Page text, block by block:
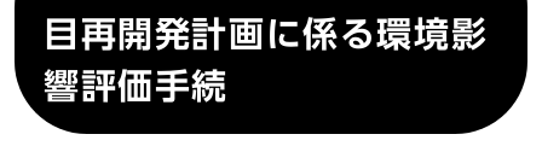
目再開発計画に係る環境影
響評価手続